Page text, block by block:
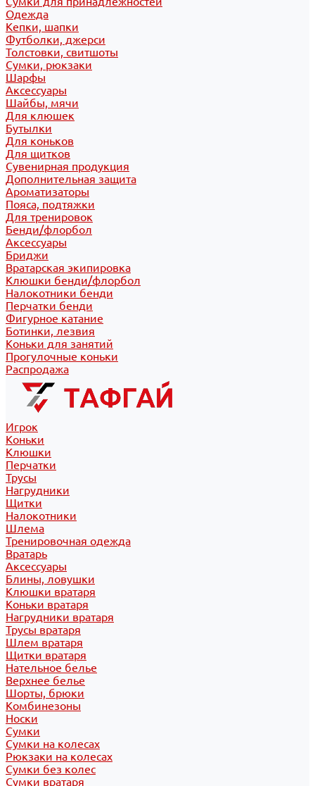
Одежда
Кепки, шапки
Футболки, джерси
Толстовки, свитшоты
Сумки, рюкзаки
Шарфы
Аксессуары
Шайбы, мячи
Для клюшек
Бутылки
Для коньков
Для щитков
Сувенирная продукция
Дополнительная защита
Ароматизаторы
Пояса, подтяжки
Для тренировок
Бенди/флорбол
Аксессуары
Бриджи
Вратарская экипировка
Клюшки бенди/флорбол
Налокотники бенди
Перчатки бенди
Фигурное катание
Ботинки, лезвия
Коньки для занятий
Прогулочные коньки
Распродажа
Игрок
Коньки
Клюшки
Перчатки
Трусы
Нагрудники
Щитки
Налокотники
Шлема
Тренировочная одежда
Вратарь
Аксессуары
Блины, ловушки
Клюшки вратаря
Коньки вратаря
Нагрудники вратаря
Трусы вратаря
Шлем вратаря
Щитки вратаря
Нательное белье
Верхнее белье
Шорты, брюки
Комбинезоны
Носки
Сумки
Сумки на колесах
Рюкзаки на колесах
Сумки без колес
Сумки вратаря